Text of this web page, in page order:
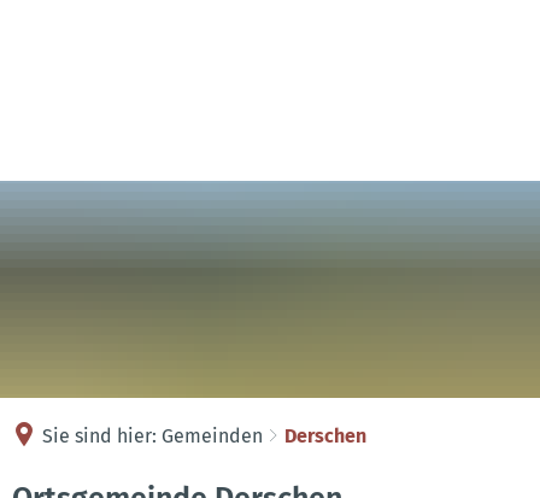
Sie sind hier: Gemeinden Derschen